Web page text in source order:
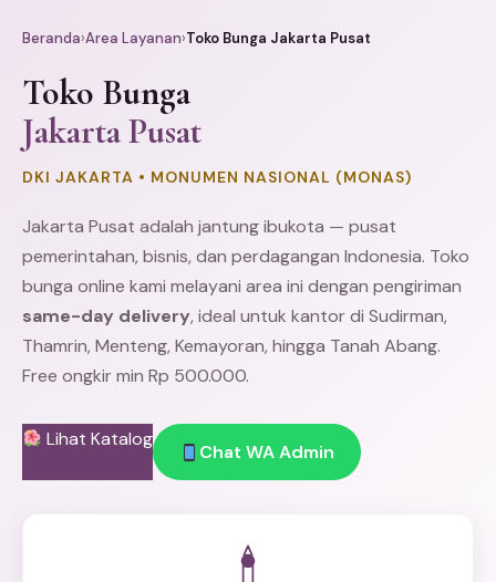
Beranda›Area Layanan›Toko Bunga Jakarta Pusat
Toko Bunga
Jakarta Pusat
DKI JAKARTA • MONUMEN NASIONAL (MONAS)
Jakarta Pusat adalah jantung ibukota — pusat
pemerintahan, bisnis, dan perdagangan Indonesia. Toko
bunga online kami melayani area ini dengan pengiriman
same-day delivery, ideal untuk kantor di Sudirman,
Thamrin, Menteng, Kemayoran, hingga Tanah Abang.
Free ongkir min Rp 500.000.
Lihat Katalog
Chat WA Admin